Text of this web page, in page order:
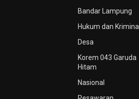
Bandar Lampung
Hukum dan Kriminal
Desa
Korem 043 Garuda
Hitam
Nasional